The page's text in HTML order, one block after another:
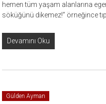
hemen tüm yaşam alanlarına
söküğünü dikemez!” örneğince
Devamını Oku
Gülden Ayman